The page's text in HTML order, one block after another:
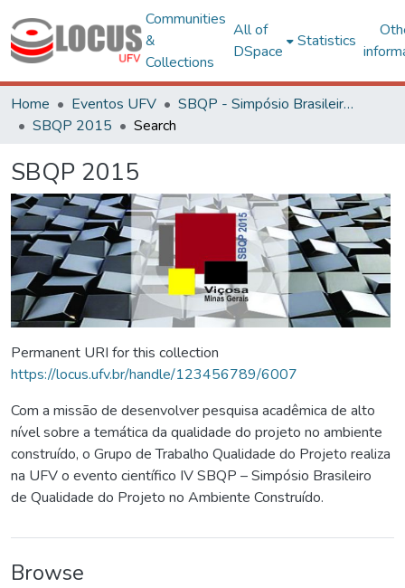
Communities
&
Collections
All of
DSpace
Statistics
Home Eventos UFV
SBQP - Simpósio Brasileiro de Qualidade do Projeto no Ambiente Construído
SBQP 2015
Search
SBQP 2015
Permanent URI for this collection
https://locus.ufv.br/handle/123456789/6007
Com a missão de desenvolver pesquisa acadêmica de alto
nível sobre a temática da qualidade do projeto no ambiente
construído, o Grupo de Trabalho Qualidade do Projeto realiza
na UFV o evento científico IV SBQP – Simpósio Brasileiro
de Qualidade do Projeto no Ambiente Construído.
Browse